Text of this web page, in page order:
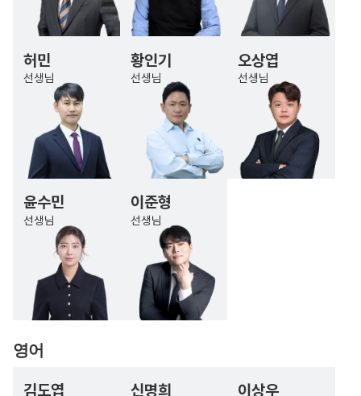
허민
선생님
황인기
선생님
오상엽
선생님
윤수민
선생님
이준형
선생님
영어
김도엽 신명희 이상우